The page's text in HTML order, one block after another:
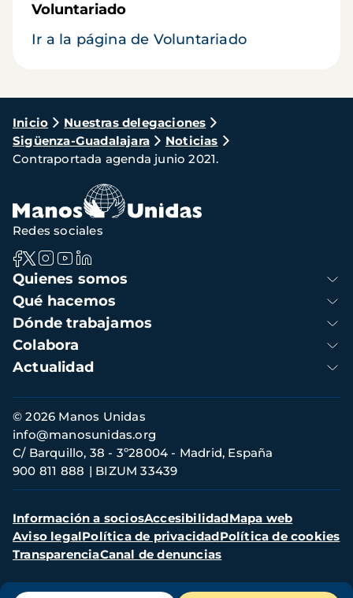
Voluntariado
Ir a la página de Voluntariado
Ruta
de
navegación
Inicio
Nuestras delegaciones
Sigüenza-Guadalajara
Noticias
Contraportada agenda junio 2021.
Navegación
principal
Quienes somos
Qué hacemos
Dónde trabajamos
Colabora
Actualidad
Redes sociales
Información
de
contacto
© 2026 Manos Unidas
C/ Barquillo, 38 - 3º28004 - Madrid, España
900 811 888
BIZUM 33439
info@manosunidas.org
Menú
secundario
Información a sociosAccesibilidadMapa web
Aviso legalPolítica de privacidadPolítica de cookies
TransparenciaCanal de denuncias